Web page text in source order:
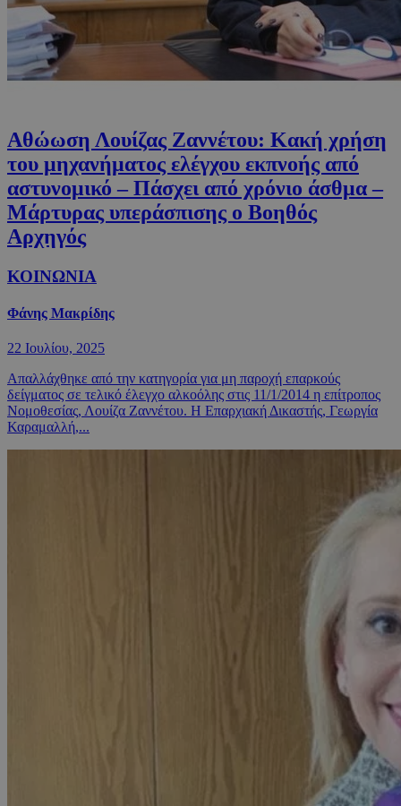
Αθώωση Λουίζας Ζαννέτου: Κακή χρήση
του μηχανήματος ελέγχου εκπνοής από
αστυνομικό – Πάσχει από χρόνιο άσθμα –
Μάρτυρας υπεράσπισης ο Βοηθός
Αρχηγός
ΚΟΙΝΩΝΙΑ
Φάνης Μακρίδης
22 Ιουλίου, 2025
Απαλλάχθηκε από την κατηγορία για μη παροχή επαρκούς
δείγματος σε τελικό έλεγχο αλκοόλης στις 11/1/2014 η επίτροπος
Νομοθεσίας, Λουίζα Ζαννέτου. Η Επαρχιακή Δικαστής, Γεωργία
Καραμαλλή,...